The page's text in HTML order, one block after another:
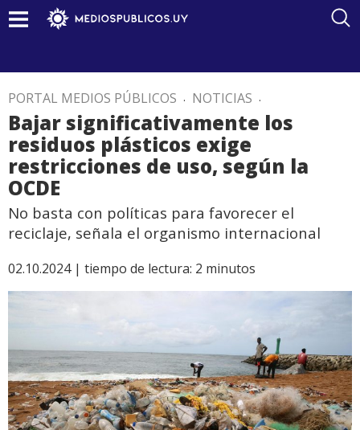
PORTAL MEDIOS PÚBLICOS . NOTICIAS .
Bajar significativamente los
residuos plásticos exige
restricciones de uso, según la
OCDE
No basta con políticas para favorecer el
reciclaje, señala el organismo internacional
02.10.2024 | tiempo de lectura: 2 minutos